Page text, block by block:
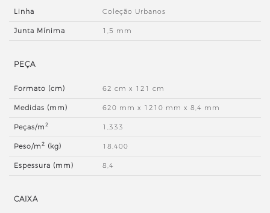
Linha Coleção Urbanos
Junta Mínima 1,5 mm
PEÇA
Formato (cm) 62 cm x 121 cm
Medidas (mm) 620 mm x 1210 mm x 8,4 mm
Peças/m2 1,333
Peso/m2 (kg) 18,400
Espessura (mm) 8,4
CAIXA